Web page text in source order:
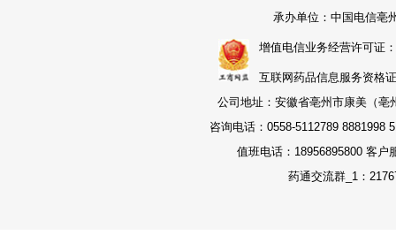
承办单位：中国电信亳
增值电信业务经营许可证
互联网药品信息服务资格
公司地址：安徽省亳州市康美（
咨询电话：0558-5112789 8881998
值班电话：18956895800 客户
药通交流群_1：